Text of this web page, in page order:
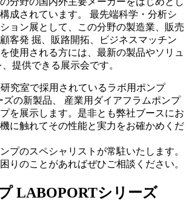
成されています。 最先端科学・分析シ
ョン展として、この分野の製造業、販売
客発 掘、販路開拓、ビジネスマッチン
使用される方には、最新の製品やソリュ
提供できる展示会です。
究室で採用されているラボ用ポンプ
ズの新製品、 産業用ダイアフラムポンプ
を展示します。是非とも弊社ブースにお
に触れてその性能と実力をお確かめくだ
プのスペシャリストが常駐いたします。
りのことがあればぜひご相談ください。
LABOPORTシリーズ